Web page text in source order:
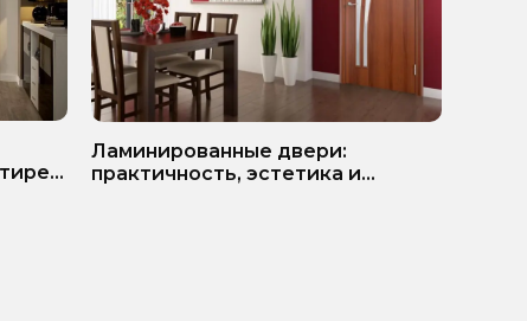
Ламинированные двери:
практичность, эстетика и